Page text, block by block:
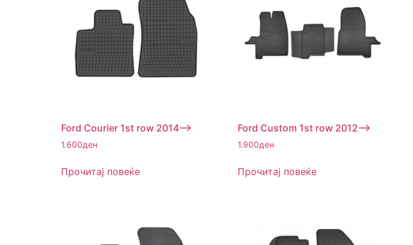
Ford Courier 1st row 2014–>
1.600ден
Прочитај повеќе
Ford Custom 1st row 2012–>
1.900ден
Прочитај повеќе